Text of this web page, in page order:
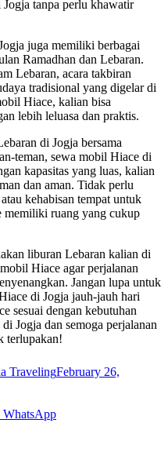
tanpa perlu khawatir
juga memiliki berbagai
Ramadhan dan Lebaran.
Lebaran, acara takbiran
tradisional yang digelar di
Hiace, kalian bisa
lebih leluasa dan praktis.
di Jogja bersama
teman, sewa mobil Hiace di
kapasitas yang luas, kalian
dan aman. Tidak perlu
kehabisan tempat untuk
memiliki ruang yang cukup
liburan Lebaran kalian di
Hiace agar perjalanan
Jangan lupa untuk
di Jogja jauh-jauh hari
sesuai dengan kebutuhan
Jogja dan semoga perjalanan
terlupakan!
TravelingFebruary 26,
WhatsAppShare